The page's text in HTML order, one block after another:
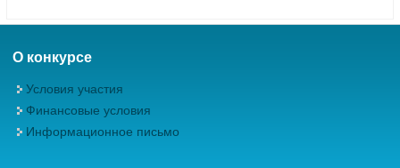
О конкурсе
Условия участия
Финансовые условия
Информационное письмо